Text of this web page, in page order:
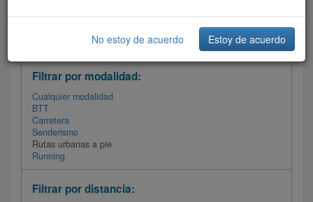
Filtrar las rutas
Filtrar por modalidad:
Cualquier modalidad
BTT
Carretera
Senderismo
Rutas urbanas a pie
Running
Filtrar por distancia:
No estoy de acuerdo Estoy de acuerdo